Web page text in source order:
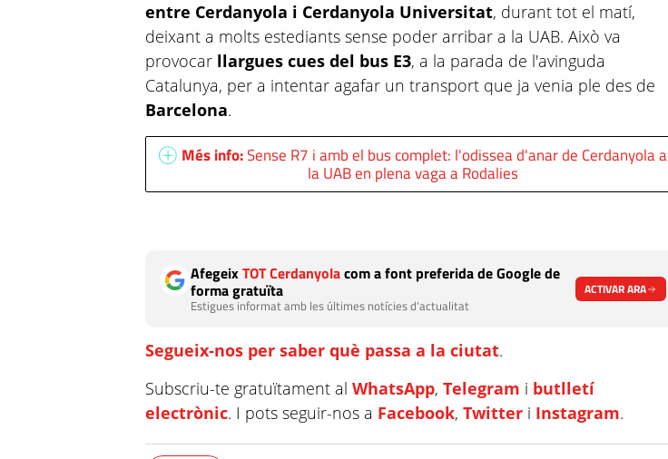
entre Cerdanyola i Cerdanyola Universitat, durant tot el matí,
deixant a molts estediants sense poder arribar a la UAB. Això va
provocar llargues cues del bus E3, a la parada de l'avinguda
Catalunya, per a intentar agafar un transport que ja venia ple des de
Barcelona.
Més info:Sense R7 i amb el bus complet: l'odissea d'anar de Cerdanyola a
la UAB en plena vaga a Rodalies
AfegeixTOT Cerdanyolacom a font preferida de Google de
forma gratuïta
Estigues informat amb les últimes notícies d'actualitat
ACTIVAR ARA
Segueix-nos per saber què passa a la ciutat.
Subscriu-te gratuïtament alWhatsApp,Telegram i butlletí
electrònic. I pots seguir-nos a Facebook,Twitter i Instagram.